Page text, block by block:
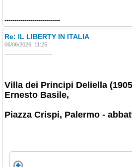
----------------------------
Re: IL LIBERTY IN ITALIA
06/06/2026, 11:25
------------------------
Villa dei Principi Deliella
Ernesto Basile,
Piazza Crispi, Palermo -